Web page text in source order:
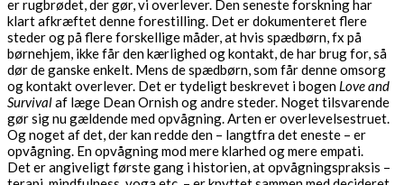
er rugbrødet, der gør, vi overlever. Den seneste forskning har
klart afkræftet denne forestilling. Det er dokumenteret flere
steder og på flere forskellige måder, at hvis spædbørn, fx på
børnehjem, ikke får den kærlighed og kontakt, de har brug for, så
dør de ganske enkelt. Mens de spædbørn, som får denne omsorg
og kontakt overlever. Det er tydeligt beskrevet i bogen Love and
Survivalaf læge Dean Ornish og andre steder. Noget tilsvarende
gør sig nu gældende med opvågning. Arten er overlevelsestruet.
Og noget af det, der kan redde den – langtfra det eneste – er
opvågning. En opvågning mod mere klarhed og mere empati.
Det er angiveligt første gang i historien, at opvågningspraksis –